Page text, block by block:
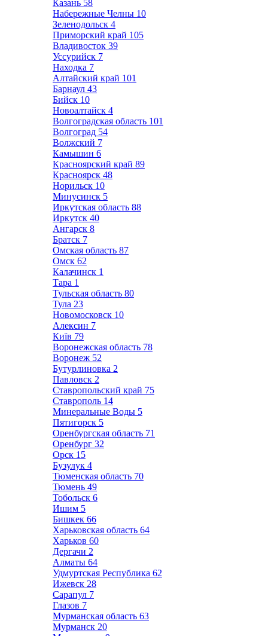
Казань 58
Набережные Челны 10
Зеленодольск 4
Приморский край 105
Владивосток 39
Уссурийск 7
Находка 7
Алтайский край 101
Барнаул 43
Бийск 10
Новоалтайск 4
Волгоградская область 101
Волгоград 54
Волжский 7
Камышин 6
Красноярский край 89
Красноярск 48
Норильск 10
Минусинск 5
Иркутская область 88
Иркутск 40
Ангарск 8
Братск 7
Омская область 87
Омск 62
Калачинск 1
Тара 1
Тульская область 80
Тула 23
Новомосковск 10
Алексин 7
Київ 79
Воронежская область 78
Воронеж 52
Бутурлиновка 2
Павловск 2
Ставропольский край 75
Ставрополь 14
Минеральные Воды 5
Пятигорск 5
Оренбургская область 71
Оренбург 32
Орск 15
Бузулук 4
Тюменская область 70
Тюмень 49
Тобольск 6
Ишим 5
Бишкек 66
Харьковская область 64
Харьков 60
Дергачи 2
Алматы 64
Удмуртская Республика 62
Ижевск 28
Сарапул 7
Глазов 7
Мурманская область 63
Мурманск 20